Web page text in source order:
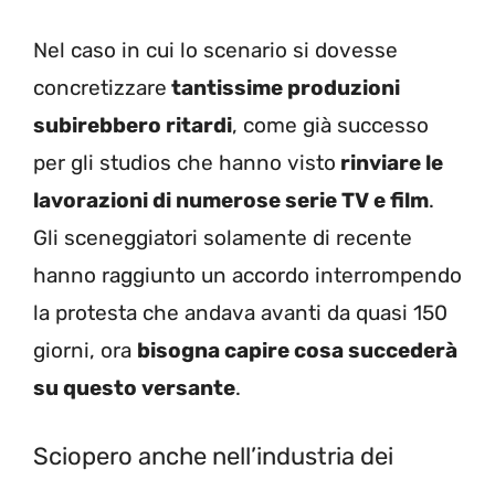
Nel caso in cui lo scenario si dovesse
concretizzare tantissime produzioni
subirebbero ritardi, come già successo
per gli studios che hanno visto rinviare le
lavorazioni di numerose serie TV e film.
Gli sceneggiatori solamente di recente
hanno raggiunto un accordo interrompendo
la protesta che andava avanti da quasi 150
giorni, ora bisogna capire cosa succederà
su questo versante.
Sciopero anche nell’industria dei